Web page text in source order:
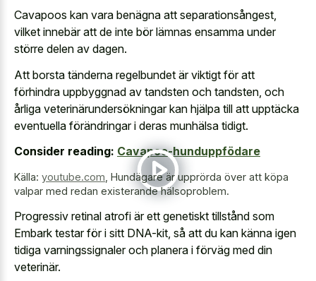
Cavapoos kan vara benägna att separationsångest,
vilket innebär att de inte bör lämnas ensamma under
större delen av dagen.
Att borsta tänderna regelbundet är viktigt för att
förhindra uppbyggnad av tandsten och tandsten, och
årliga veterinärundersökningar kan hjälpa till att upptäcka
eventuella förändringar i deras munhälsa tidigt.
Consider reading: Cavapoo-hunduppfödare
Källa: youtube.com Hundägare är upprörda över att köpa
valpar med redan existerande hälsoproblem.
Progressiv retinal atrofi är ett genetiskt tillstånd som
Embark testar för i sitt DNA-kit, så att du kan känna igen
tidiga varningssignaler och planera i förväg med din
veterinär.